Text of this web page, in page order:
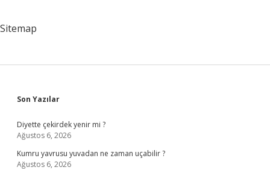
Sitemap
Sidebar
Son Yazılar
Diyette çekirdek yenir mi ?
Ağustos 6, 2026
Kumru yavrusu yuvadan ne zaman uçabilir ?
Ağustos 6, 2026